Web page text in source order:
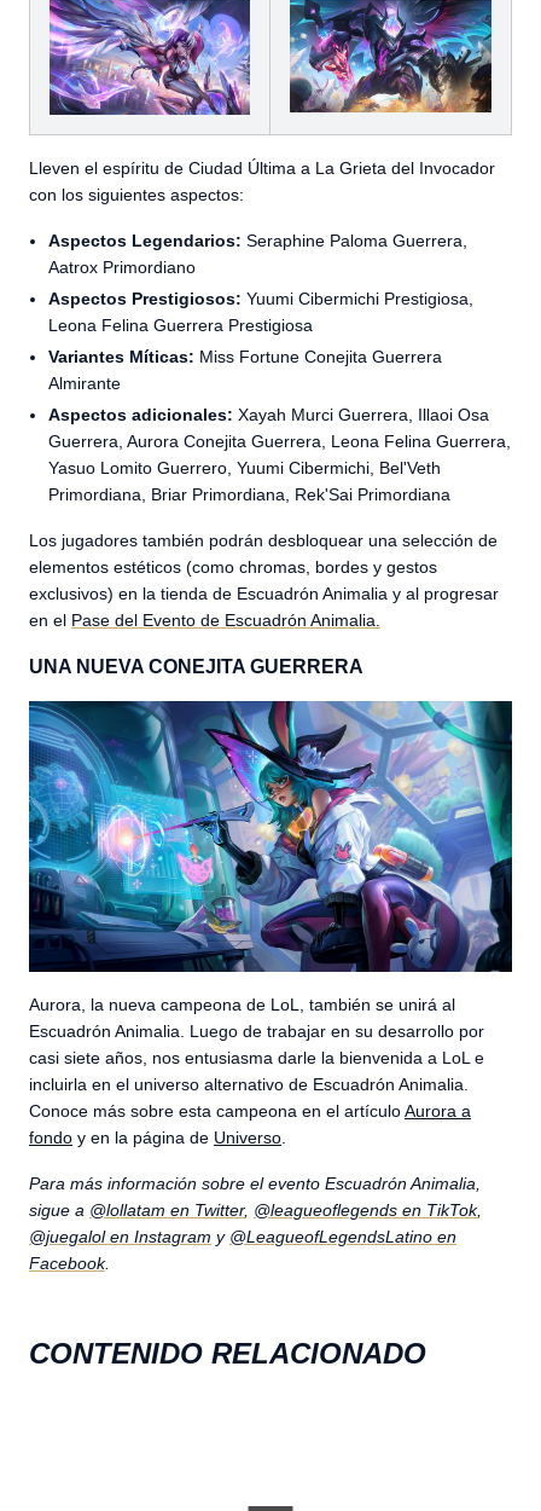
Lleven el espíritu de Ciudad Última a La Grieta del Invocador
con los siguientes aspectos:
Aspectos Legendarios: Seraphine Paloma Guerrera,
Aatrox Primordiano
Aspectos Prestigiosos: Yuumi Cibermichi Prestigiosa,
Leona Felina Guerrera Prestigiosa
Variantes Míticas: Miss Fortune Conejita Guerrera
Almirante
Aspectos adicionales: Xayah Murci Guerrera, Illaoi Osa
Guerrera, Aurora Conejita Guerrera, Leona Felina Guerrera,
Yasuo Lomito Guerrero, Yuumi Cibermichi, Bel'Veth
Primordiana, Briar Primordiana, Rek'Sai Primordiana
Los jugadores también podrán desbloquear una selección de
elementos estéticos (como chromas, bordes y gestos
exclusivos) en la tienda de Escuadrón Animalia y al progresar
en el Pase del Evento de Escuadrón Animalia.
UNA NUEVA CONEJITA GUERRERA
Aurora, la nueva campeona de LoL, también se unirá al
Escuadrón Animalia. Luego de trabajar en su desarrollo por
casi siete años, nos entusiasma darle la bienvenida a LoL e
incluirla en el universo alternativo de Escuadrón Animalia.
Conoce más sobre esta campeona en el artículoAurora a
fondo y en la página de Universo
Para más información sobre el evento Escuadrón Animalia,
sigue a @lollatam en Twitter, @leagueoflegends en TikTok,
@juegalol en Instagram y @LeagueofLegendsLatino en
Facebook.
CONTENIDO RELACIONADO